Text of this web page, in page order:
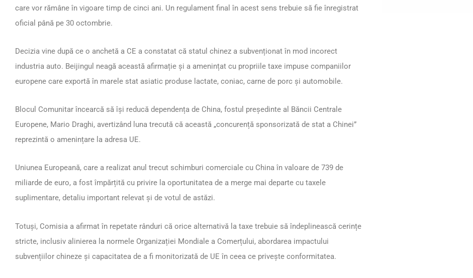
care vor rămâne în vigoare timp de cinci ani. Un regulament final în acest sens trebuie să fie înregistrat
oficial până pe 30 octombrie.
Decizia vine după ce o anchetă a CE a constatat că statul chinez a subvenționat în mod incorect
industria auto. Beijingul neagă această afirmație și a amenințat cu propriile taxe impuse companiilor
europene care exportă în marele stat asiatic produse lactate, coniac, carne de porc și automobile.
Blocul Comunitar încearcă să își reducă dependența de China, fostul președinte al Băncii Centrale
Europene, Mario Draghi, avertizând luna trecută că această „concurență sponsorizată de stat a Chinei”
reprezintă o amenințare la adresa UE.
Uniunea Europeană, care a realizat anul trecut schimburi comerciale cu China în valoare de 739 de
miliarde de euro, a fost împărțită cu privire la oportunitatea de a merge mai departe cu taxele
suplimentare, detaliu important relevat și de votul de astăzi.
Totuși, Comisia a afirmat în repetate rânduri că orice alternativă la taxe trebuie să îndeplinească cerințe
stricte, inclusiv alinierea la normele Organizației Mondiale a Comerțului, abordarea impactului
subvențiilor chineze și capacitatea de a fi monitorizată de UE în ceea ce privește conformitatea.